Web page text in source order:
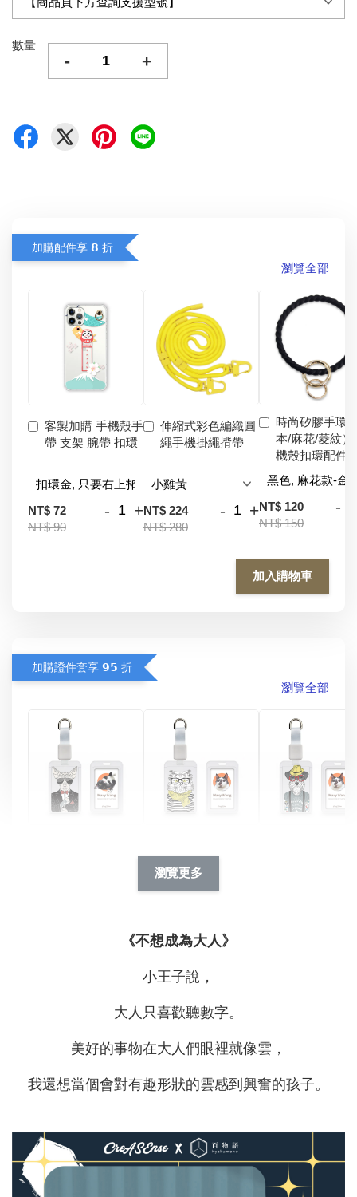
數量
- +
加購配件享 𝟴 折
瀏覽全部
客製加購 手機殼手
帶 支架 腕帶 扣環
NT$ 72
NT$ 90
- +
伸縮式彩色編織圓
繩手機掛繩揹帶
NT$ 224
NT$ 280
- +
時尚矽膠手環
本/麻花/菱紋）
機殼扣環配件
NT$ 120
NT$ 150
-
加入購物車
加購證件套享 𝟵𝟱 折
瀏覽全部
+
件套(附伸縮卡扣)
CSAA05
NT$ 214
-
瀏覽更多
瀏覽更多
《不想成為大人》
小王子說，
大人只喜歡聽數字。
美好的事物在大人們眼裡就像雲，
我還想當個會對有趣形狀的雲感到興奮的孩子。